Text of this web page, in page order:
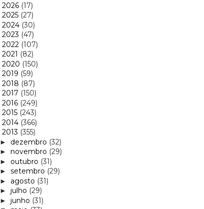
2026 (17)
2025 (27)
2024 (30)
2023 (47)
2022 (107)
2021 (82)
2020 (150)
2019 (59)
2018 (87)
2017 (150)
2016 (249)
2015 (243)
2014 (366)
2013 (355)
► dezembro (32)
► novembro (29)
► outubro (31)
► setembro (29)
► agosto (31)
► julho (29)
► junho (31)